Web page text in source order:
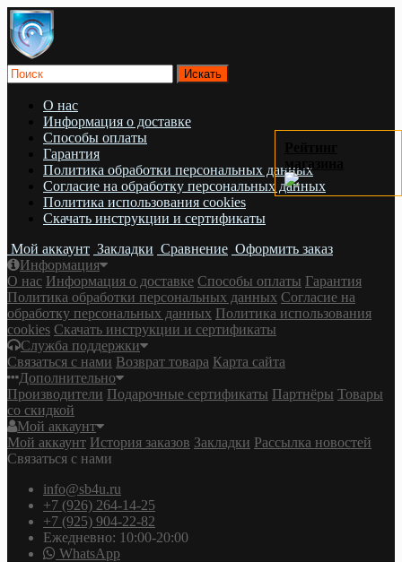
О нас
Информация о доставке
Cпособы оплаты
Гарантия
Политика обработки персональных данных
Согласие на обработку персональных данных
Политика использования cookies
Скачать инструкции и сертификаты
Мой аккаунт Закладки Сравнение Оформить заказ
Информация
О нас Информация о доставке Cпособы оплаты Гарантия
Политика обработки персональных данных Согласие на
обработку персональных данных Политика использования
cookies Скачать инструкции и сертификаты
Служба поддержки
Связаться с нами Возврат товара Карта сайта
Дополнительно
Производители Подарочные сертификаты Партнёры Товары
со скидкой
Мой аккаунт
Мой аккаунт История заказов Закладки Рассылка новостей
Связаться с нами
info@sb4u.ru
+7 (926) 264-14-25
+7 (925) 904-22-82
Ежедневно: 10:00-20:00
WhatsApp